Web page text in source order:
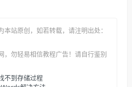
本站原创 ，如若转载，请注明出处：
，勿轻易相信教程广告！请自行鉴别
不到存储过程